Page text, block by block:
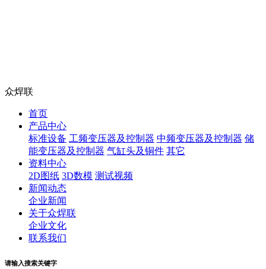
众焊联
首页
产品中心
标准设备 工频变压器及控制器 中频变压器及控制器 储
能变压器及控制器 气缸头及铜件 其它
资料中心
2D图纸 3D数模 测试视频
新闻动态
企业新闻
关于众焊联
企业文化
联系我们
请输入搜索关键字